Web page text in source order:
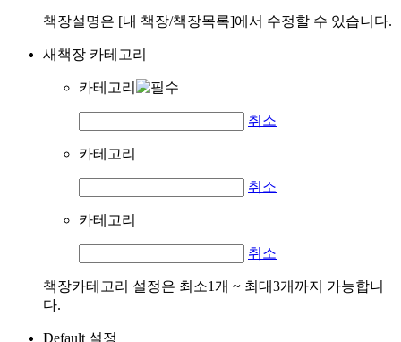
책장설명은 [내 책장/책장목록]에서 수정할 수 있습니다.
새책장 카테고리
카테고리
취소
카테고리
취소
카테고리
취소
책장카테고리 설정은 최소1개 ~ 최대3개까지 가능합니
다.
Default 설정